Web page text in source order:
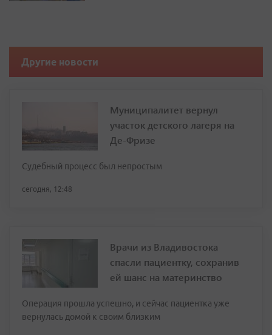
Другие новости
Муниципалитет вернул
участок детского лагеря на
Де-Фризе
Судебный процесс был непростым
сегодня, 12:48
Врачи из Владивостока
спасли пациентку, сохранив
ей шанс на материнство
Операция прошла успешно, и сейчас пациентка уже
вернулась домой к своим близким